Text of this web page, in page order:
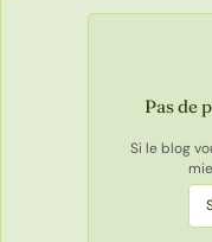
Pas de
Si le blog